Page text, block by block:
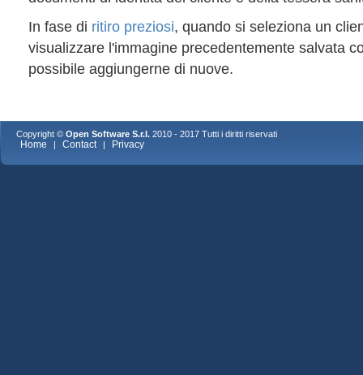
In fase di ritiro preziosi, quando si seleziona un
visualizzare l'immagine precedentemente salvata
possibile aggiungerne di nuove.
Copyright © Open Software S.r.l. 2010 - 2017 Tutti i diritti riservati
Home | Contact | Privacy